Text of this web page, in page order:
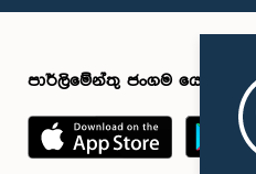
පාර්ලිමේන්තු ජංගම යෙදුම